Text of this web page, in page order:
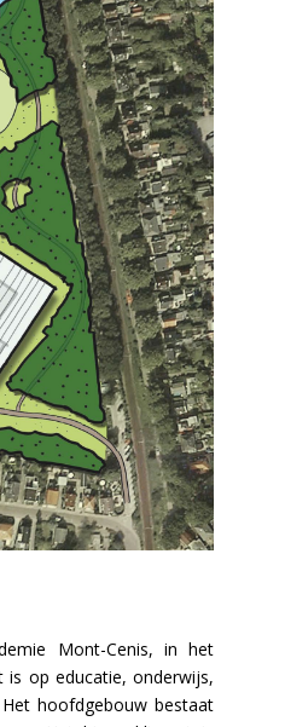
Mont-Cenis, in het
is op educatie, onderwijs,
hoofdgebouw bestaat